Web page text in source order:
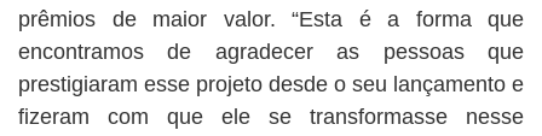
prêmios de maior valor. “Esta é a forma que
encontramos de agradecer as pessoas que
prestigiaram esse projeto desde o seu lançamento e
fizeram com que ele se transformasse nesse